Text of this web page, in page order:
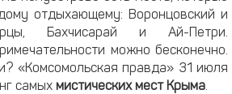
отдыхающему: Воронцовский и
Бахчисарай и Ай-Петри.
можно бесконечно.
«Комсомольская правда» 31 июля
самых мистических мест Крыма.